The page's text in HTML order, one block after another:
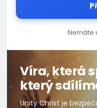
Nemáte
Víra, která
který
Unity Christ je